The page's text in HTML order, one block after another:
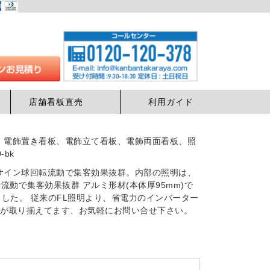
店舗看板直売 利用ガイド
電飾置き看板、電飾立て看板、電飾両面看板、照
bk
ン球回転流動で集客効果抜群。内部の照明は、
動で集客効果抜群 アルミ形材(本体厚95mm)で
た。 従来のFL照明より、省電力のインバーター
り揃えてます、お気軽にお問い合せ下さい。